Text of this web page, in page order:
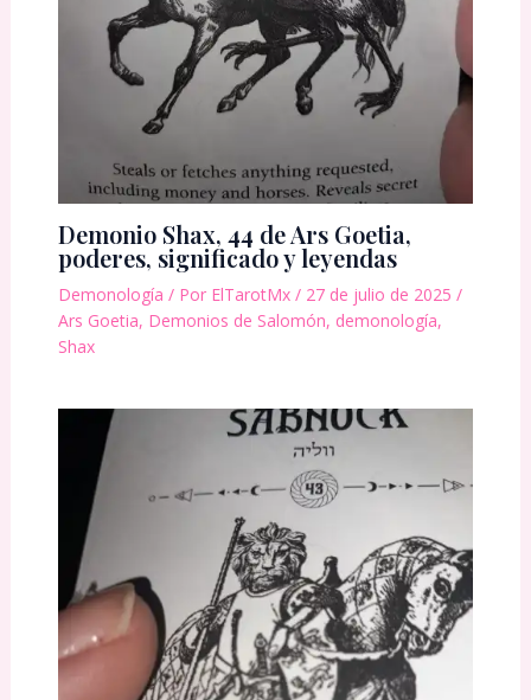
Demonio Shax, 44 de Ars Goetia,
poderes, significado y leyendas
Demonología / Por ElTarotMx / 27 de julio de 2025 /
Ars Goetia, Demonios de Salomón, demonología,
Shax